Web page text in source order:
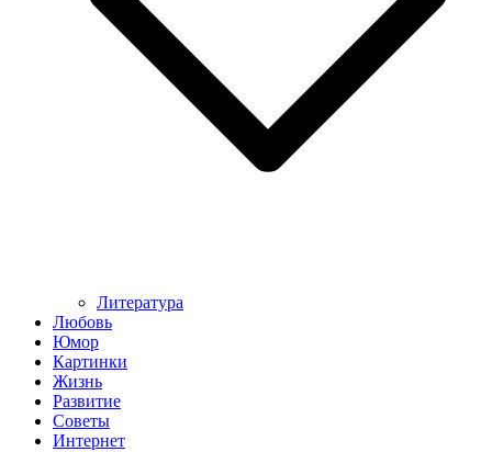
Литература
Любовь
Юмор
Картинки
Жизнь
Развитие
Советы
Интернет